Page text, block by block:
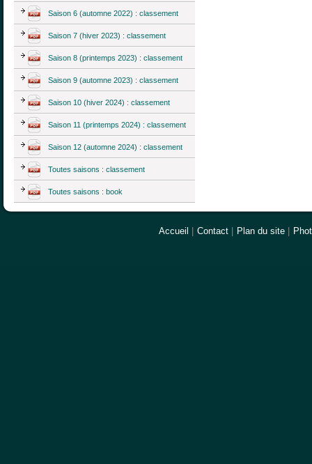
Saison 6 (automne 2022) : classement
Saison 7 (hiver 2023) : classement
Saison 8 (printemps 2023) : classement
Saison 9 (automne 2023) : classement
Saison 10 (hiver 2024) : classement
Saison 11 (printemps 2024) : classement
Saison 12 (automne 2024) : classement
Toutes saisons : classement
Toutes saisons : book
Accueil | Contact | Plan du site |